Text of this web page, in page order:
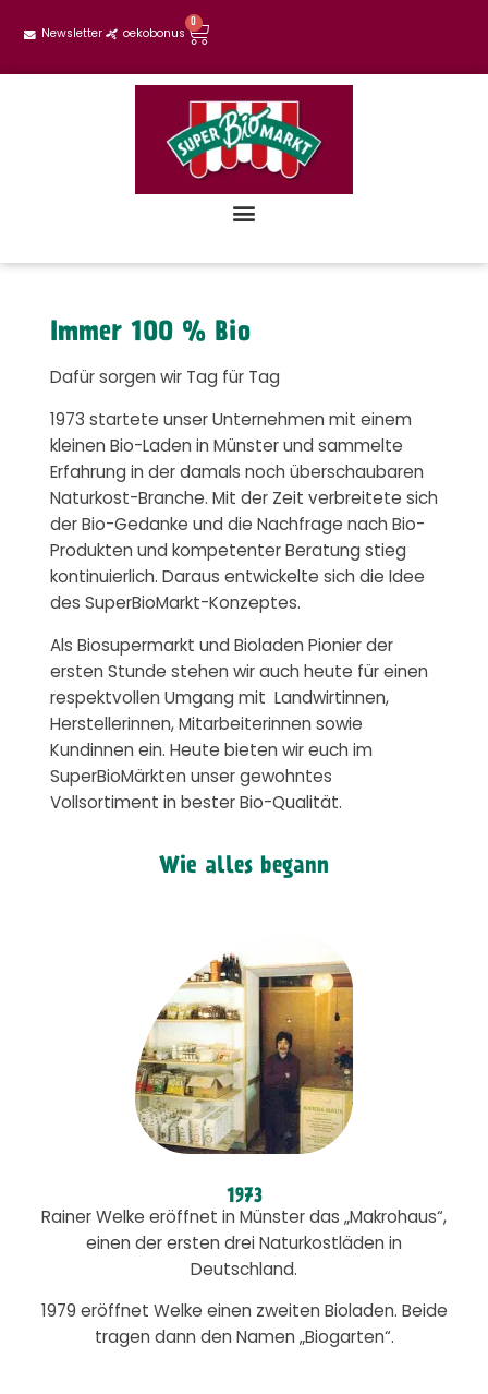
Newsletter oekobonus
0
Immer 100 % Bio
Dafür sorgen wir Tag für Tag
1973 startete unser Unternehmen mit einem
kleinen Bio-Laden in Münster und sammelte
Erfahrung in der damals noch überschaubaren
Naturkost-Branche. Mit der Zeit verbreitete sich
der Bio-Gedanke und die Nachfrage nach Bio-
Produkten und kompetenter Beratung stieg
kontinuierlich. Daraus entwickelte sich die Idee
des SuperBioMarkt-Konzeptes.
Als Biosupermarkt und Bioladen Pionier der
ersten Stunde stehen wir auch heute für einen
respektvollen Umgang mit Landwirtinnen,
Herstellerinnen, Mitarbeiterinnen sowie
Kundinnen ein. Heute bieten wir euch im
SuperBioMärkten unser gewohntes
Vollsortiment in bester Bio-Qualität.
Wie alles begann
1973
Rainer Welke eröffnet in Münster das „Makrohaus“,
einen der ersten drei Naturkostläden in
Deutschland.
1979 eröffnet Welke einen zweiten Bioladen. Beide
tragen dann den Namen „Biogarten“.